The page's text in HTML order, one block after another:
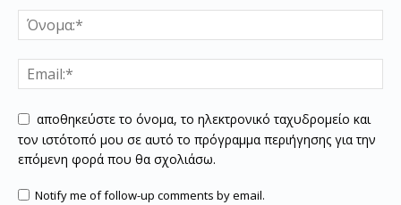
αποθηκεύστε το όνομα, το ηλεκτρονικό ταχυδρομείο και
τον ιστότοπό μου σε αυτό το πρόγραμμα περιήγησης για την
επόμενη φορά που θα σχολιάσω.
Notify me of follow-up comments by email.